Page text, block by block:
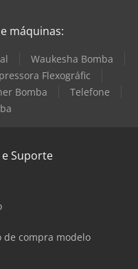
máquinas:
Waukesha Bomba
Flexográfic
Bomba
Telefone
Suporte
de compra modelo